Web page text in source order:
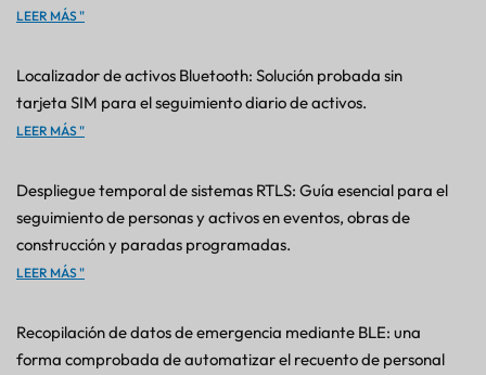
LEER MÁS "
Localizador de activos Bluetooth: Solución probada sin
tarjeta SIM para el seguimiento diario de activos.
LEER MÁS "
Despliegue temporal de sistemas RTLS: Guía esencial para el
seguimiento de personas y activos en eventos, obras de
construcción y paradas programadas.
LEER MÁS "
Recopilación de datos de emergencia mediante BLE: una
forma comprobada de automatizar el recuento de personal